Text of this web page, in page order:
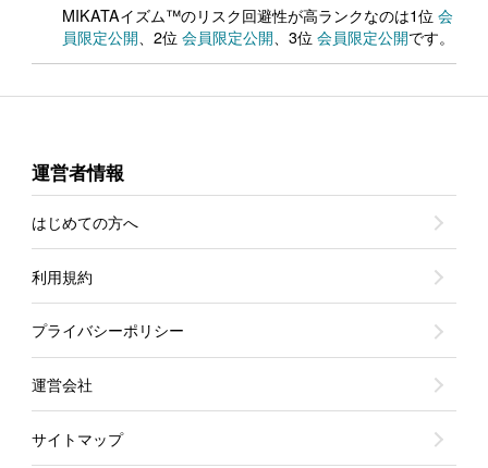
MIKATAイズム™のリスク回避性が高ランクなのは1位会
員限定公開 、2位会員限定公開 、3位会員限定公開です。
運営者情報
はじめての方へ
利用規約
プライバシーポリシー
運営会社
サイトマップ